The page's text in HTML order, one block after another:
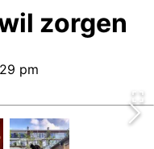
zorgen
pm